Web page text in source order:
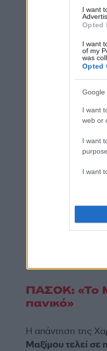
I want
Opted
I want
of my
was
Opted
Google
I want
web or
I want
I want
ΠΑΣΟΚ: «Το
πανικό»
Η απάντηση της
Μαξίμου τελεί σε